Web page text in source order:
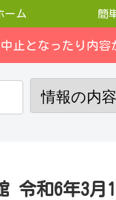
ーム 簡
止となったり内
令和6年3月